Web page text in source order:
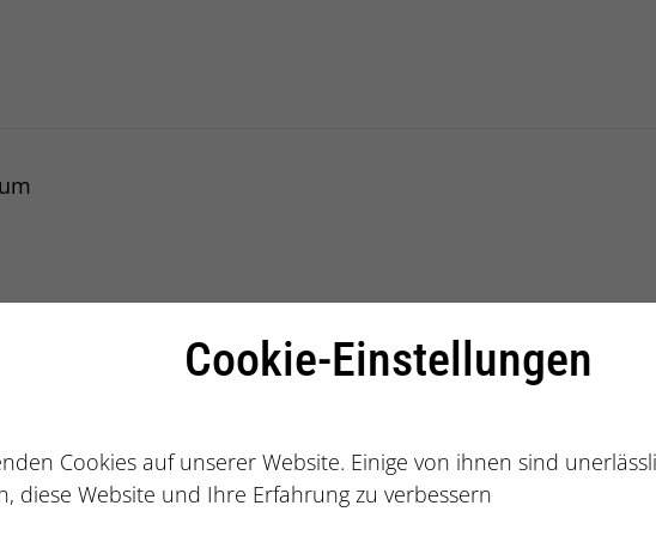
Cookie-Einstellungen
Cookies auf unserer Website. Einige von ihnen sind
diese Website und Ihre Erfahrung zu verbessern